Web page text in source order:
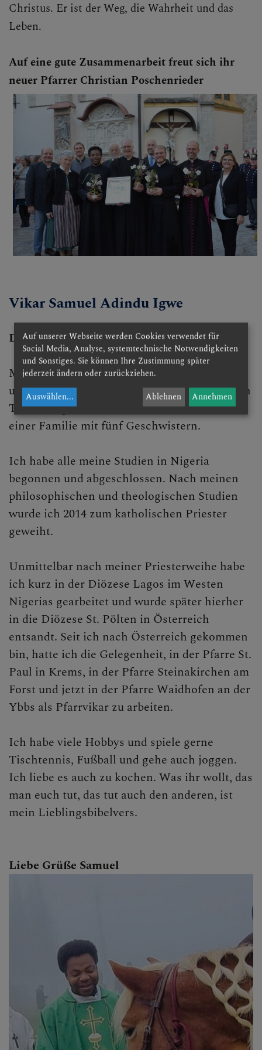
Christus. Er ist der Weg, die Wahrheit und das
Leben.
Auf eine gute Zusammenarbeit freut sich ihr
neuer Pfarrer Christian Poschenrieder
Vikar Samuel Adindu Igwe
Darf ich mich Vorstellen?
Mein Name ist Samuel Adindu Igwe. Geboren
und aufgewachsen bin ich im Igbo-sprachigen
Teil Ostnigerias, Westafrika. Ich stamme aus
einer Familie mit fünf Geschwistern.
Ich habe alle meine Studien in Nigeria
begonnen und abgeschlossen. Nach meinen
philosophischen und theologischen Studien
wurde ich 2014 zum katholischen Priester
geweiht.
Unmittelbar nach meiner Priesterweihe habe
ich kurz in der Diözese Lagos im Westen
Nigerias gearbeitet und wurde später hierher
in die Diözese St. Pölten in Österreich
entsandt. Seit ich nach Österreich gekommen
bin, hatte ich die Gelegenheit, in der Pfarre St.
Paul in Krems, in der Pfarre Steinakirchen am
Forst und jetzt in der Pfarre Waidhofen an der
Ybbs als Pfarrvikar zu arbeiten.
Ich habe viele Hobbys und spiele gerne
Tischtennis, Fußball und gehe auch joggen.
Ich liebe es auch zu kochen. Was ihr wollt, das
man euch tut, das tut auch den anderen, ist
mein Lieblingsbibelvers.
Liebe Grüße Samuel
Auf unserer Webseite werden Cookies verwendet für
Social Media, Analyse, systemtechnische Notwendigkeiten
und Sonstiges. Sie können Ihre Zustimmung später
jederzeit ändern oder zurückziehen.
Auswählen... Ablehnen Annehmen